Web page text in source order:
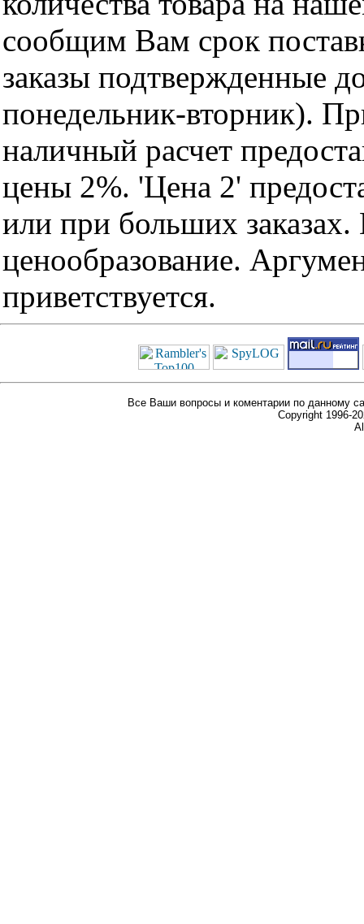
сообщим Вам срок
заказы подтвержденные
понедельник-вторник).
наличный расчет
цены 2%. 'Цена 2'
или при больших
ценообразование.
приветствуется.
Все Ваши вопросы и коментарии по данному
Copyright 1996-